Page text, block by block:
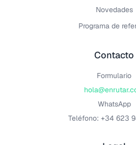
Novedades
Programa de
Contacto
Formulario
WhatsApp
Teléfono: +34 623